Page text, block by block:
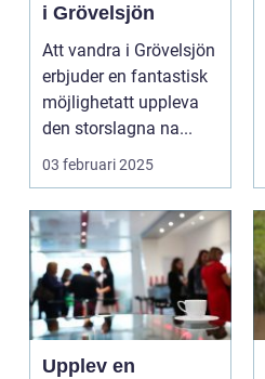
i Grövelsjön
Att vandra i Grövelsjön
erbjuder en fantastisk
möjlighetatt uppleva
den storslagna na...
03 februari 2025
Upplev en